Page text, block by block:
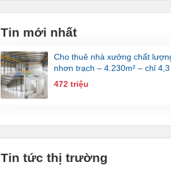
Tin mới nhất
cho thuê nhà xưởng chất lượng cao tại
nhơn trạch – 4.230m² – chỉ 4,3
472 triệu
Tin tức thị trường